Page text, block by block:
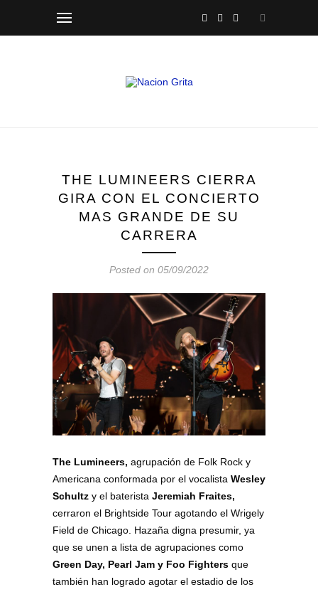
THE LUMINEERS CIERRA
GIRA CON EL CONCIERTO
MAS GRANDE DE SU
CARRERA
Posted on 05/09/2022
The Lumineers, agrupación de Folk Rock y
Americana conformada por el vocalista Wesley
Schultz y el baterista Jeremiah Fraites,
cerraron el Brightside Tour agotando el Wrigely
Field de Chicago. Hazaña digna presumir, ya
que se unen a lista de agrupaciones como
Green Day, Pearl Jam y Foo Fighters que
también han logrado agotar el estadio de los